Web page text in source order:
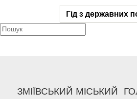
Гід з державних
ЗМІЇВСЬКИЙ МІСЬКИЙ